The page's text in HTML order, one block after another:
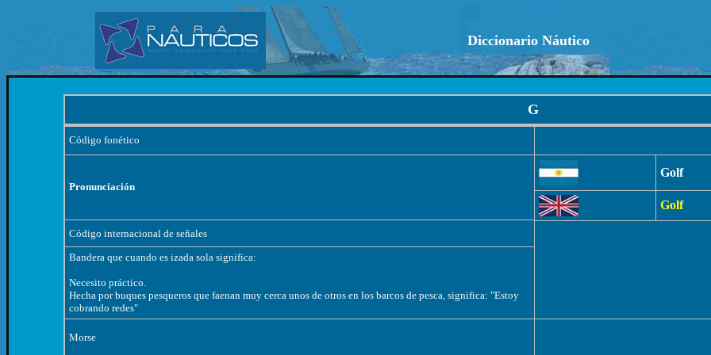
Diccionario Náutico
G
Código fonético
Pronunciación
Golf
Golf
Código internacional de señales
Bandera que cuando es izada sola significa:
Necesito práctico.
Hecha por buques pesqueros que faenan muy cerca unos de otros en los barcos de pesca, significa: "Estoy
cobrando redes"
Morse